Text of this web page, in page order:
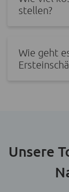
stellen?
Wie geht
Unsere